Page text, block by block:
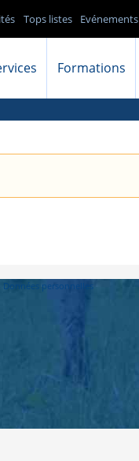
Evénements
Tops listes
Formations
Données personnelles